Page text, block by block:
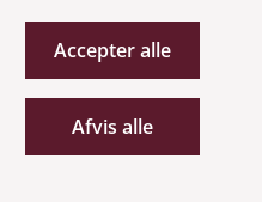
Accepter alle
Afvis alle